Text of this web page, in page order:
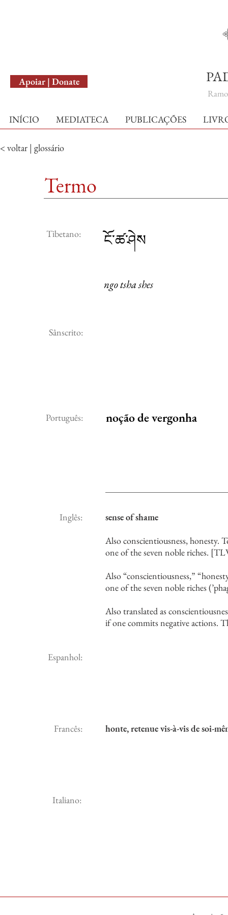
Apoiar | Donate
INÍCIO MEDIATECA PUBLICAÇÕES
< voltar | glossário
Termo
Tibetano: ངོ་ཚ་ཤེས
ngo tsha shes
Sânscrito:
Português: noção de vergonha
Inglês:
sense of shame
Also conscientiousness, honesty.
one of the seven noble riches.
Also “conscientiousness,”
one of the seven noble riches
Also translated as
if one commits negative actions.
Espanhol:
Francês: honte, retenue vis-à-vis de soi-
Italiano: